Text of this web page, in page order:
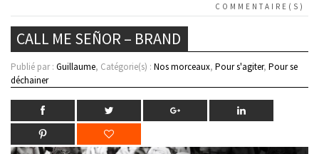
COMMENTAIRE(S)
CALL ME SEÑOR – BRAND
Publié par : Guillaume, Catégorie(s) : Nos morceaux, Pour s'agiter, Pour se
déchainer